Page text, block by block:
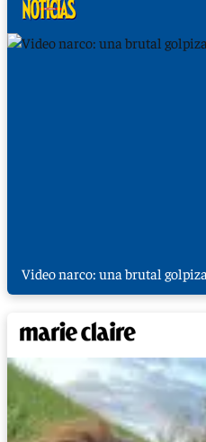
Video narco: una brutal